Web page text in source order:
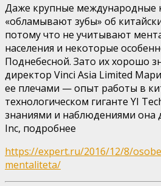
Даже крупные международные
«обламывают зубы» об
потому что не учитывают
населения и некоторые
Поднебесной. Зато их хорошо
директор Vinci Asia Limited
ее плечами — опыт работы в
технологическом гиганте YI
знаниями и наблюдениями она
Inc, подробнее
https://expert.ru/2016/12/8/
mentaliteta/